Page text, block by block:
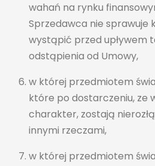
wahań na rynku
Sprzedawca nie sprawuje
wystąpić przed upływem
odstąpienia od Umowy,
w której przedmiotem
które po dostarczeniu, ze
charakter, zostają
innymi rzeczami,
w której przedmiotem